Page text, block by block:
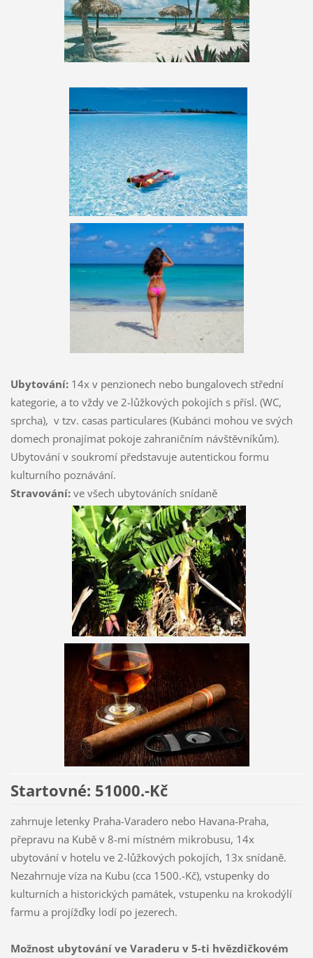
Ubytování:14x v penzionech nebo bungalovech střední
kategorie, a to vždy ve 2-lůžkových pokojích s přísl. (WC,
sprcha), v tzv. casas particulares (Kubánci mohou ve svých
domech pronajímat pokoje zahraničním návštěvníkům).
Ubytování v soukromí představuje autentickou formu
kulturního poznávání.
Stravování: ve všech ubytováních snídaně
Startovné: 51000.-Kč
zahrnuje letenky Praha-Varadero nebo Havana-Praha,
přepravu na Kubě v 8-mi místném mikrobusu, 14x
ubytování v hotelu ve 2-lůžkových pokojích, 13x snídaně.
Nezahrnuje víza na Kubu (cca 1500.-Kč), vstupenky do
kulturních a historických památek, vstupenku na krokodýlí
farmu a projížďky lodí po jezerech.
Možnost ubytování ve Varaderu v 5-ti hvězdičkovém